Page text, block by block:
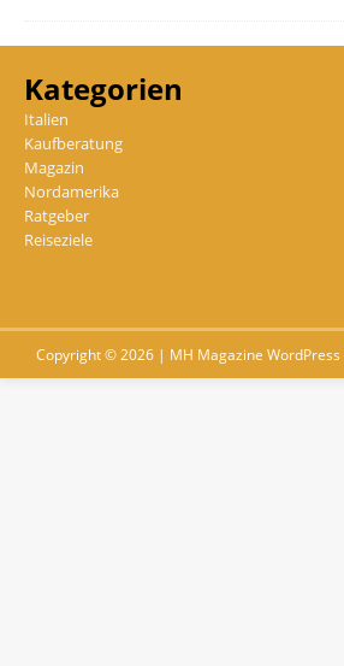
Kategorien
Italien
Kaufberatung
Magazin
Nordamerika
Ratgeber
Reiseziele
Copyright © 2026 | MH Magazine WordPress